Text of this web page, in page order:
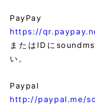
PayPay
https://
またはIDに
い。
Paypal
http://paypal.me/